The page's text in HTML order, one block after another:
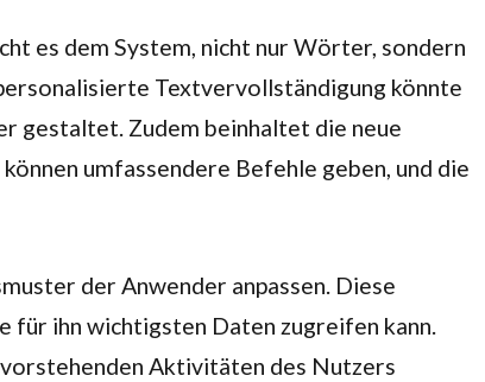
es dem System, nicht nur Wörter, sondern
Textvervollständigung könnte
gestaltet. Zudem beinhaltet die neue
umfassendere Befehle geben, und die
der Anwender anpassen. Diese
für ihn wichtigsten Daten zugreifen kann.
Aktivitäten des Nutzers